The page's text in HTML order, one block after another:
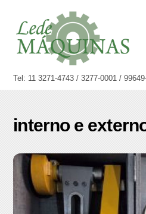
content
Tel: 11 3271-4743 / 3277-0001 /
interno e